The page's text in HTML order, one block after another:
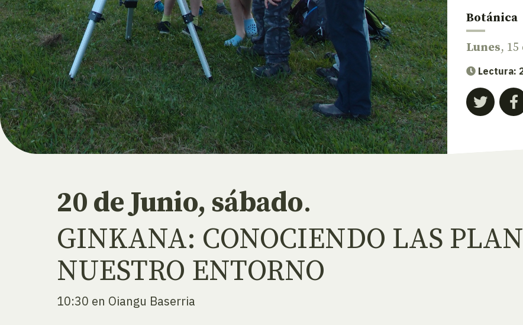
Botánica
Lunes,
Lectura:
20 de Junio, sábado.
GINKANA: CONOCIENDO LAS
NUESTRO ENTORNO
10:30 en Oiangu Baserria